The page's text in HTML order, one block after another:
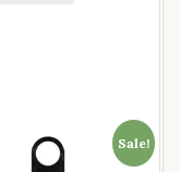
Sale!